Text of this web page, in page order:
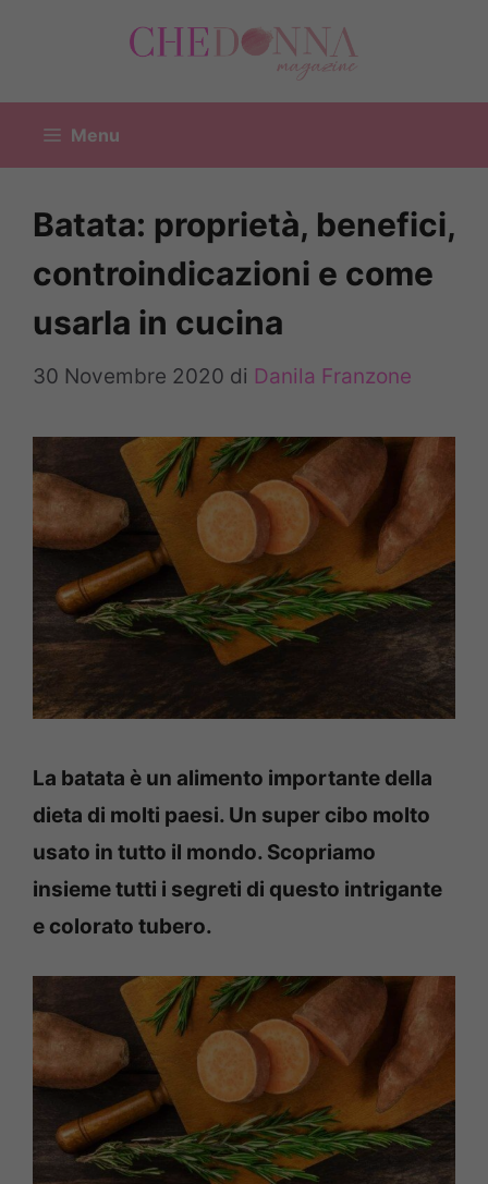
Menu
Batata: proprietà, benefici,
controindicazioni e come
usarla in cucina
30 Novembre 2020 di Danila Franzone
La batata è un alimento importante della
dieta di molti paesi. Un super cibo molto
usato in tutto il mondo. Scopriamo
insieme tutti i segreti di questo intrigante
e colorato tubero.